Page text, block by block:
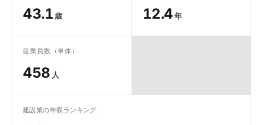
43.1 歳 12.4年
従業員数（単体）
458 人
建設業の年収ランキング